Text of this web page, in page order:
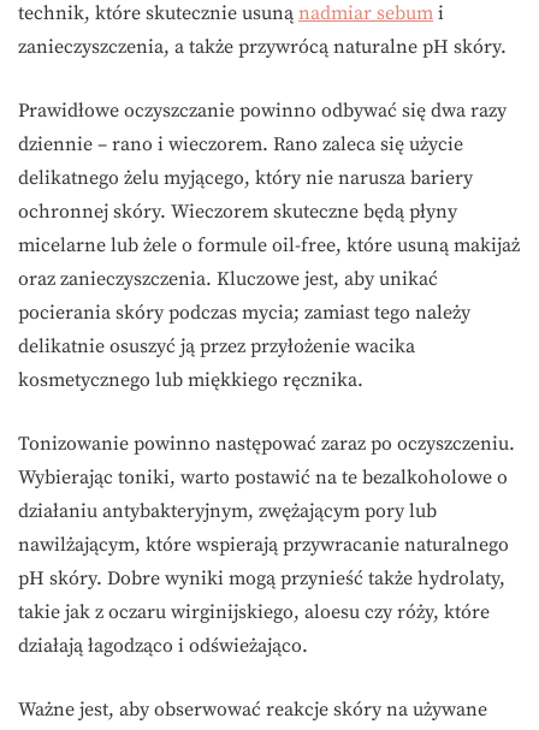
technik, które skutecznie usuną nadmiar sebum i
zanieczyszczenia, a także przywrócą naturalne pH skóry.
Prawidłowe oczyszczanie powinno odbywać się dwa razy
dziennie – rano i wieczorem. Rano zaleca się użycie
delikatnego żelu myjącego, który nie narusza bariery
ochronnej skóry. Wieczorem skuteczne będą płyny
micelarne lub żele o formule oil-free, które usuną makijaż
oraz zanieczyszczenia. Kluczowe jest, aby unikać
pocierania skóry podczas mycia; zamiast tego należy
delikatnie osuszyć ją przez przyłożenie wacika
kosmetycznego lub miękkiego ręcznika.
Tonizowanie powinno następować zaraz po oczyszczeniu.
Wybierając toniki, warto postawić na te bezalkoholowe o
działaniu antybakteryjnym, zwężającym pory lub
nawilżającym, które wspierają przywracanie naturalnego
pH skóry. Dobre wyniki mogą przynieść także hydrolaty,
takie jak z oczaru wirginijskiego, aloesu czy róży, które
działają łagodząco i odświeżająco.
Ważne jest, aby obserwować reakcje skóry na używane